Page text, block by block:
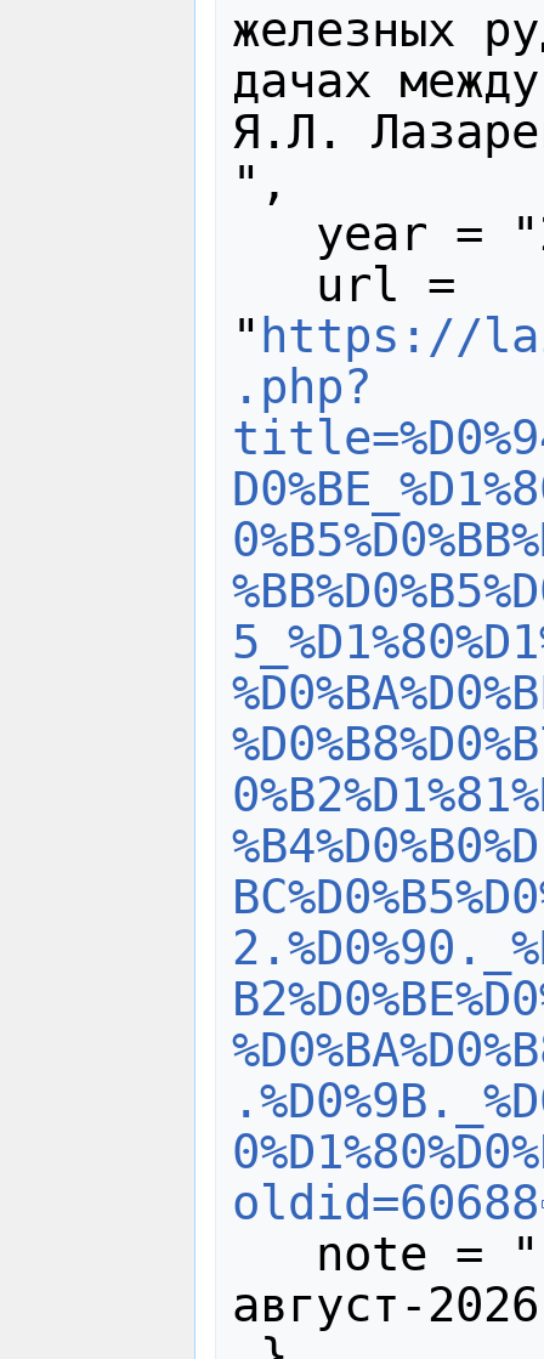
железных
дачах
Я.Л.
",
" https://
.php?
oldid=60688
август-